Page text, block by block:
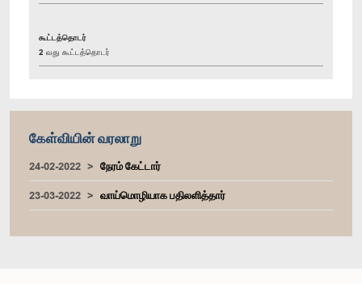
கூட்டத்தொடர்
2 வது கூட்டத்தொடர்
கேள்வியின் வரலாறு
24-02-2022
நேரம் கேட்டார்
23-03-2022
வாய்மொழியாக பதிலளித்தார்